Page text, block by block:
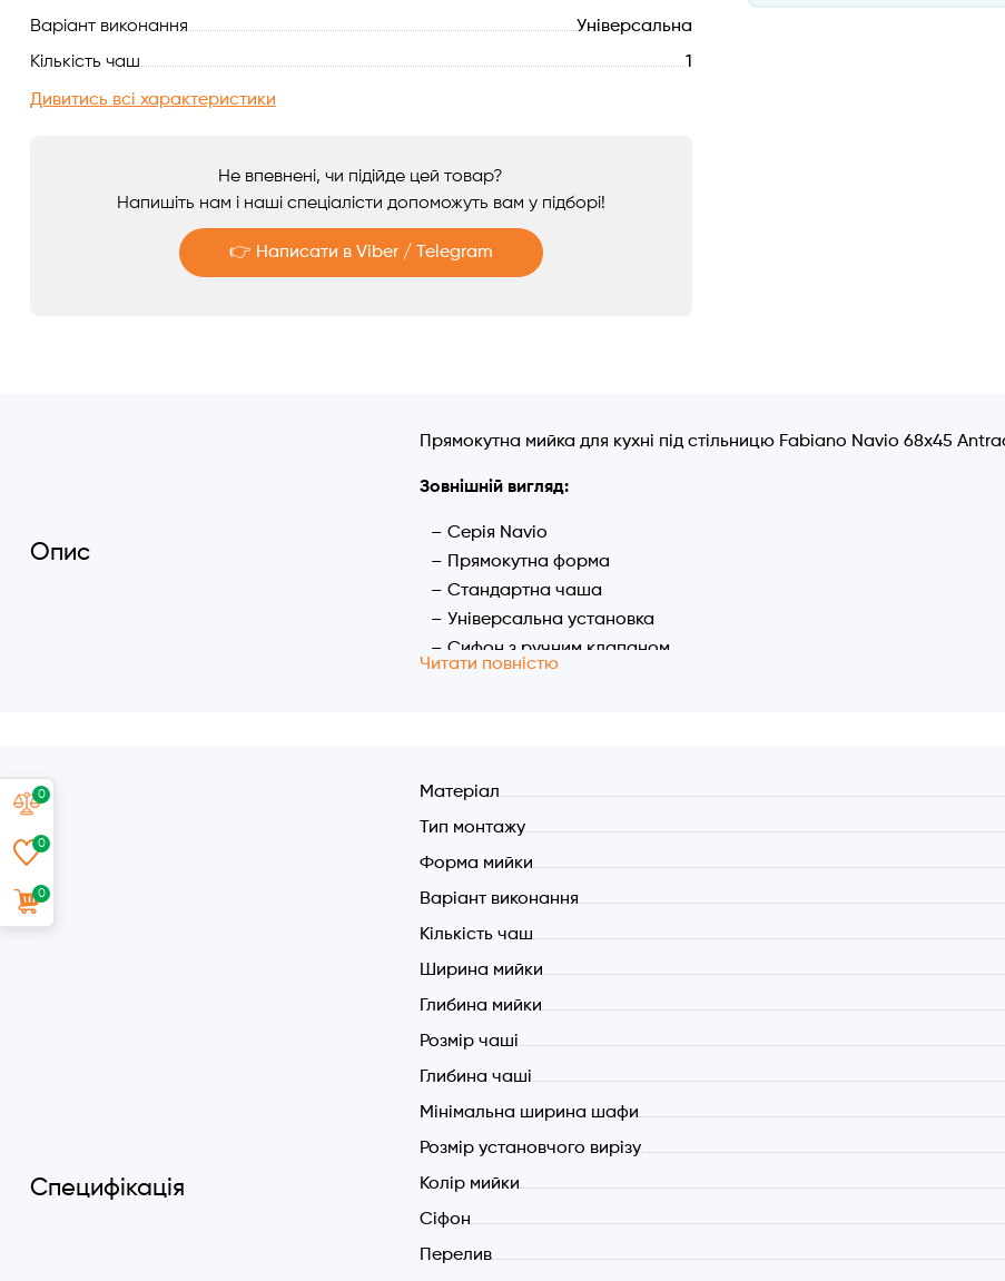
Аксесуари
0
0
0
Варіант виконання
Універсальна
Кількість чаш
1
Дивитись всі характеристики
Не впевнені, чи підійде цей товар?
Напишіть нам і наші спеціалісти допоможуть вам у підборі!
👉 Написати в Viber / Telegram
Опис
Прямокутна мийка для кухні під стільницю Fabiano Navio 68x45
Зовнішній вигляд:
Серія Navio
Прямокутна форма
Стандартна чаша
Універсальна установка
Сифон з ручним клапаном
Розмір мийки: 680x450 мм
Глибина чаші: 200 мм
Виріз для установки: за шаблоном
Без крила і місця для змішувача
Сифон з клапаном і відстійником
Композитний матеріал: 80% граніту
Ширина шафи (мін.): 700 мм.
Читати повністю
Специфікація
Матеріал
Тип монтажу
Форма мийки
Варіант виконання
Кількість чаш
Ширина мийки
Глибина мийки
Розмір чаші
Глибина чаші
Мінімальна ширина шафи
Розмір установчого вирізу
Колір мийки
Cіфон
Перелив